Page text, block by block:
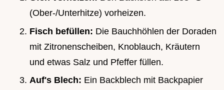
(Ober-/Unterhitze) vorheizen.
Fisch befüllen: Die Bauchhöhlen der Doraden
mit Zitronenscheiben, Knoblauch, Kräutern
und etwas Salz und Pfeffer füllen.
Auf's Blech: Ein Backblech mit Backpapier